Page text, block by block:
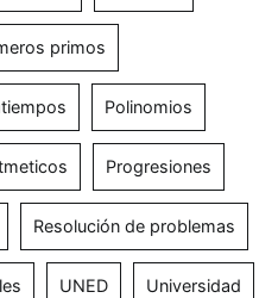
primos
Polinomios
Progresiones
Resolución de problemas
UNED Universidad